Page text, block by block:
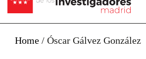
Home / Óscar Gálvez González